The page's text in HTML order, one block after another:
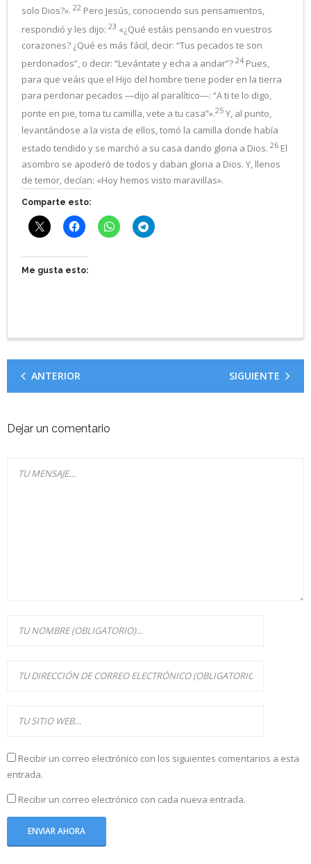
solo Dios?». 22 Pero Jesús, conociendo sus pensamientos,
respondió y les dijo: 23 «¿Qué estáis pensando en vuestros
corazones? ¿Qué es más fácil, decir: “Tus pecados te son
perdonados”, o decir: “Levántate y echa a andar”? 24 Pues,
para que veáis que el Hijo del hombre tiene poder en la tierra
para perdonar pecados —dijo al paralítico—: “A ti te lo digo,
ponte en pie, toma tu camilla, vete a tu casa”».25 Y, al punto,
levantándose a la vista de ellos, tomó la camilla donde había
estado tendido y se marchó a su casa dando gloria a Dios. 26 El
asombro se apoderó de todos y daban gloria a Dios. Y, llenos
de temor, decían: «Hoy hemos visto maravillas».
Comparte esto:
Me gusta esto:
ANTERIOR SIGUIENTE
Dejar un comentario
Recibir un correo electrónico con los siguientes comentarios a esta
entrada.
Recibir un correo electrónico con cada nueva entrada.